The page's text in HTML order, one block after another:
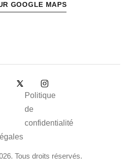
GOOGLE MAPS
Tous droits réservés.
Politique
de
confidentialité